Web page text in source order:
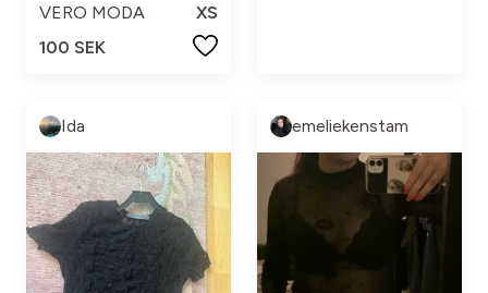
VERO MODA
XS
100 SEK
Ida emeliekenstam